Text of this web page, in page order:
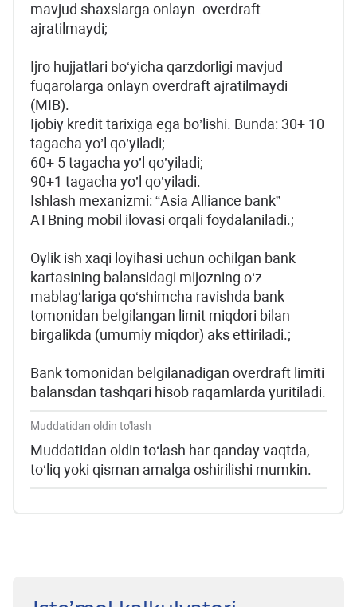
mavjud shaxslarga onlayn -overdraft
ajratilmaydi;
Ijro hujjatlari bo‘yicha qarzdorligi mavjud
fuqarolarga onlayn overdraft ajratilmaydi
(MIB).
Ijobiy kredit tarixiga ega bo’lishi. Bunda: 30+ 10
tagacha yo’l qo’yiladi;
60+ 5 tagacha yo’l qo’yiladi;
90+1 tagacha yo’l qo’yiladi.
Ishlash mexanizmi: “Asia Alliance bank”
ATBning mobil ilovasi orqali foydalaniladi.;
Oylik ish xaqi loyihasi uchun ochilgan bank
kartasining balansidagi mijozning o‘z
mablag‘lariga qo‘shimcha ravishda bank
tomonidan belgilangan limit miqdori bilan
birgalikda (umumiy miqdor) aks ettiriladi.;
Bank tomonidan belgilanadigan overdraft limiti
balansdan tashqari hisob raqamlarda yuritiladi.
Muddatidan oldin to'lash
Muddatidan oldin to‘lash har qanday vaqtda,
to‘liq yoki qisman amalga oshirilishi mumkin.